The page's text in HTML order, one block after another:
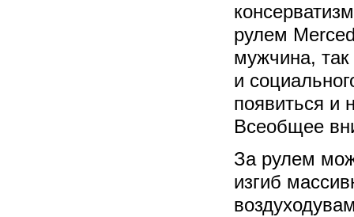
рулем
мужчина,
и
появиться и
Всеобщее
За рулем
изгиб